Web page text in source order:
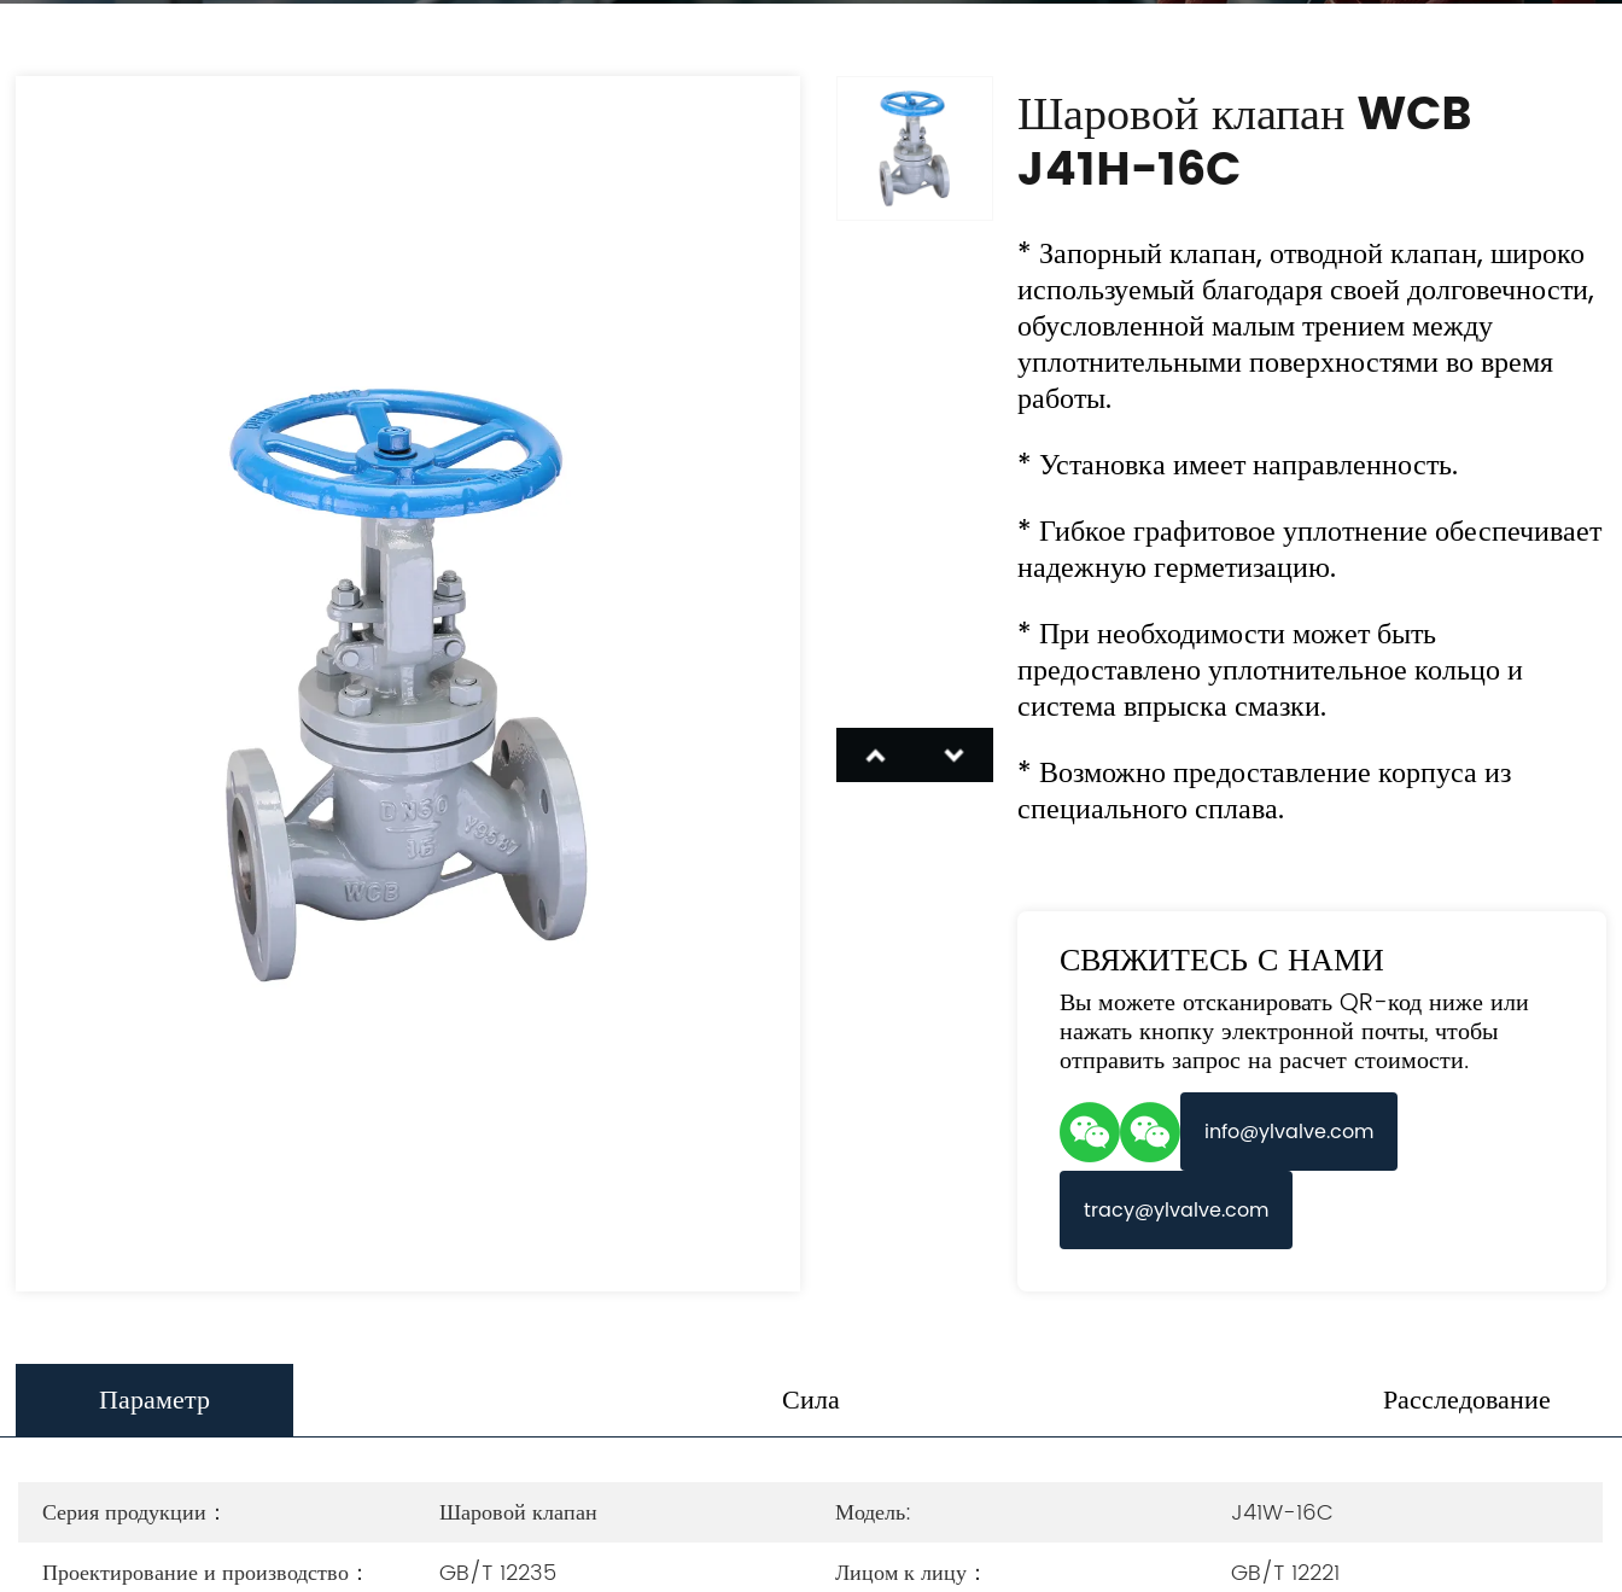
Шаровой клапан WCB
J41H-16C
* Запорный клапан, отводной клапан, широко
используемый благодаря своей долговечности,
обусловленной малым трением между
уплотнительными поверхностями во время
работы.
* Установка имеет направленность.
* Гибкое графитовое уплотнение обеспечивает
надежную герметизацию.
* При необходимости может быть
предоставлено уплотнительное кольцо и
система впрыска смазки.
* Возможно предоставление корпуса из
специального сплава.
СВЯЖИТЕСЬ С НАМИ
Вы можете отсканировать QR-код ниже или
нажать кнопку электронной почты, чтобы
отправить запрос на расчет стоимости.
info@ylvalve.com
tracy@ylvalve.com
Параметр Сила Расследование
Серия продукции： Шаровой клапан Модель:
J41W-16C
Проектирование и производство：
GB/T 12235 Лицом к лицу：
GB/T 12221